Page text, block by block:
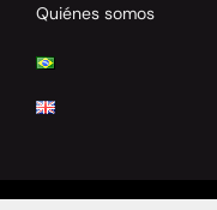
Quiénes somos